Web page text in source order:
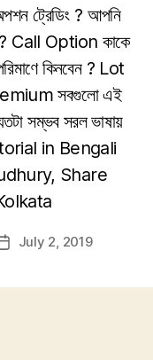
ট্রেডিং ? আপনি
? Call Option কাকে
কিনবেন ? Lot
সবগুলো এই
সম্ভব সরল ভাষায়
in Bengali
Share
PostJuly 2, 2019